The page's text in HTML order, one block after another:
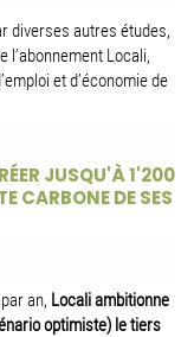
diverses autres études,
Locali,
et d’économie de
JUSQU'À 1'200
CARBONE DE SES
an, Locali ambitionne
optimiste) le tiers